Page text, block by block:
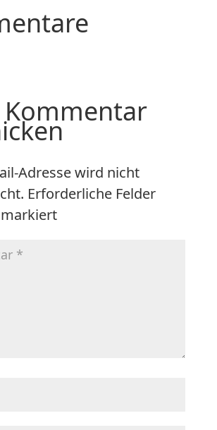
Kommentar
Adresse wird nicht
Erforderliche Felder
markiert